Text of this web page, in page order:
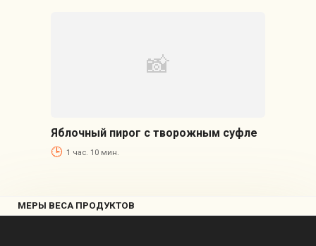
Яблочный пирог с творожным суфле
1 час. 10 мин.
МЕРЫ ВЕСА ПРОДУКТОВ